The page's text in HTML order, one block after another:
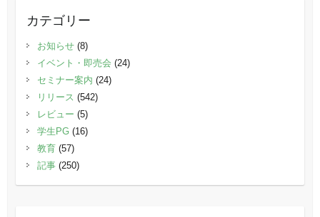
カテゴリー
お知らせ(8)
イベント・即売会 (24)
セミナー案内 (24)
リリース (542)
レビュー (5)
学生PG(16)
教育(57)
記事(250)